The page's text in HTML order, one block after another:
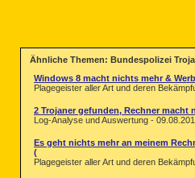
Ähnliche Themen: Bundespolizei
Windows 8 macht nichts mehr &
Plagegeister aller Art und deren
2 Trojaner gefunden, Rechner macht
Log-Analyse und Auswertung -
Es geht nichts mehr an meinem
(
Plagegeister aller Art und deren